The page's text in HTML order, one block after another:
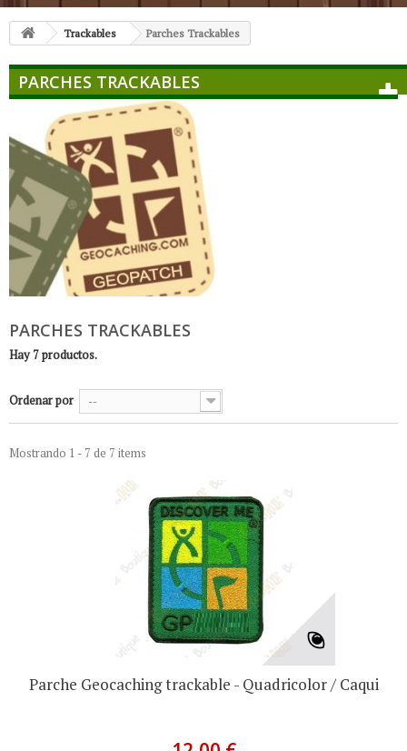
Trackables Parches Trackables
PARCHES TRACKABLES
PARCHES TRACKABLES
Hay 7 productos.
Ordenar por --
Mostrando 1 - 7 de 7 items
Parche Geocaching trackable - Quadricolor / Caqui